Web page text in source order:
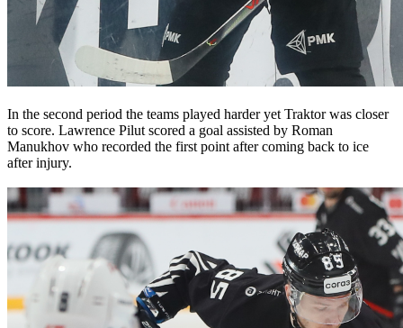
In the second period the teams played harder yet Traktor was closer
to score. Lawrence Pilut scored a goal assisted by Roman
Manukhov who recorded the first point after coming back to ice
after injury.